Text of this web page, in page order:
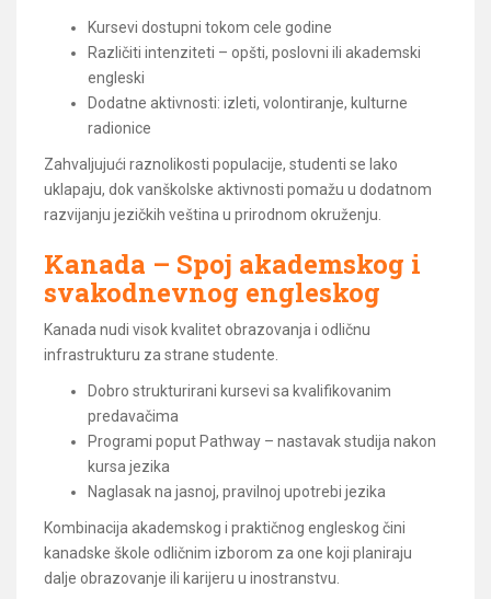
Kursevi dostupni tokom cele godine
Različiti intenziteti – opšti, poslovni ili akademski
engleski
Dodatne aktivnosti: izleti, volontiranje, kulturne
radionice
Zahvaljujući raznolikosti populacije, studenti se lako
uklapaju, dok vanškolske aktivnosti pomažu u dodatnom
razvijanju jezičkih veština u prirodnom okruženju.
Kanada – Spoj akademskog i
svakodnevnog engleskog
Kanada nudi visok kvalitet obrazovanja i odličnu
infrastrukturu za strane studente.
Dobro strukturirani kursevi sa kvalifikovanim
predavačima
Programi poput Pathway – nastavak studija nakon
kursa jezika
Naglasak na jasnoj, pravilnoj upotrebi jezika
Kombinacija akademskog i praktičnog engleskog čini
kanadske škole odličnim izborom za one koji planiraju
dalje obrazovanje ili karijeru u inostranstvu.